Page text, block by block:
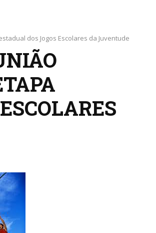
dos Jogos Escolares da Juventude